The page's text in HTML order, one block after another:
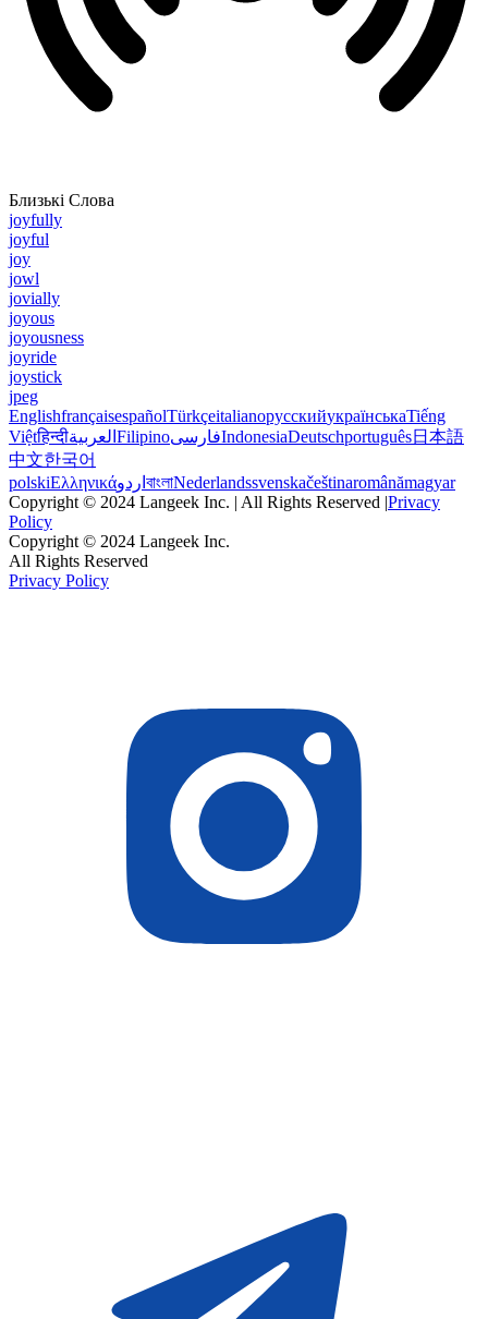
Близькі Слова
joyfully
joyful
joy
jowl
jovially
joyous
joyousness
joyride
joystick
jpeg
EnglishfrançaisespañolTürkçeitalianoрусскийукраїнськаTiếng
Việtहिन्दीالعربية FilipinoفارسیIndonesiaDeutschportuguês日本語
中文한국어
polskiΕλληνικάاردو বাংলাNederlandssvenskačeštinaromânămagyar
Copyright © 2024 Langeek Inc. | All Rights Reserved |Privacy
Policy
Copyright © 2024 Langeek Inc.
All Rights Reserved
Privacy Policy